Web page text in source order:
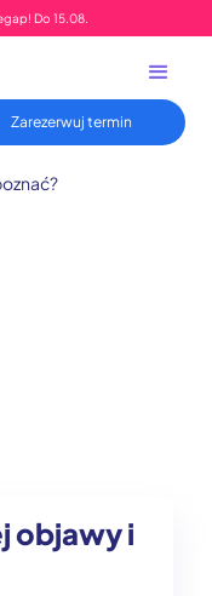
Do 15.08.
Zarezerwuj termin
objawy i